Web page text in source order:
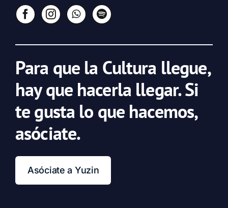
Para que la Cultura llegue,
hay que hacerla llegar. Si
te gusta lo que hacemos,
asóciate.
Asóciate a Yuzin